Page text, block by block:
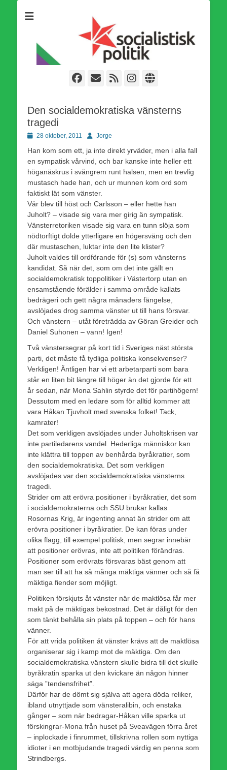
världsomfattande socialistiska Fjärde Internationalen och en viktig
tillgång i kampen för en socialistisk framtid!
Facebook
E-
Webbflöde
Instagram
Webbplats
Den socialdemokratiska vänsterns
tragedi
Publicerad
28 oktober, 2011 Författare
Jorge
Han kom som ett, ja inte direkt yrväder, men i alla fall
en sympatisk vårvind, och bar kanske inte heller ett
höganäskrus i svångrem runt halsen, men en trevlig
mustasch hade han, och ur munnen kom ord som
faktiskt lät som vänster.
Vår blev till höst och Carlsson – eller hette han
Juholt? – visade sig vara mer girig än sympatisk.
Vänsterretoriken visade sig vara en tunn slöja som
nödtorftigt dolde ytterligare en högersväng och den
där mustaschen, luktar inte den lite klister?
Juholt valdes till ordförande för (s) som vänsterns
kandidat. Så när det, som om det inte gällt en
socialdemokratisk toppolitiker i Västertorp utan en
ensamstående förälder i samma område kallats
bedrägeri och gett några månaders fängelse,
avslöjades drog samma vänster ut till hans försvar.
Och vänstern – utåt företrädda av Göran Greider och
Daniel Suhonen – vann! Igen!
Två vänstersegrar på kort tid i Sveriges näst största
parti, det måste få tydliga politiska konsekvenser?
Verkligen! Äntligen har vi ett arbetarparti som bara
står en liten bit längre till höger än det gjorde för ett
år sedan, när Mona Sahlin styrde det för partihögern!
Dessutom med en ledare som för alltid kommer att
vara Håkan Tjuvholt med svenska folket! Tack,
kamrater!
Det som verkligen avslöjades under Juholtskrisen var
inte partiledarens vandel. Hederliga människor kan
inte klättra till toppen av benhårda byråkratier, som
den socialdemokratiska. Det som verkligen
avslöjades var den socialdemokratiska vänsterns
tragedi.
Strider om att erövra positioner i byråkratier, det som
i socialdemokraterna och SSU brukar kallas
Rosornas Krig, är ingenting annat än strider om att
erövra positioner i byråkratier. De kan föras under
olika flagg, till exempel politisk, men segrar innebär
att positioner erövras, inte att politiken förändras.
Positioner som erövrats försvaras bäst genom att
man ser till att ha så många mäktiga vänner och så få
mäktiga fiender som möjligt.
Politiken förskjuts åt vänster när de maktlösa får mer
makt på de mäktigas bekostnad. Det är dåligt för den
som tänkt behålla sin plats på toppen – och för hans
vänner.
För att vrida politiken åt vänster krävs att de maktlösa
organiserar sig i kamp mot de mäktiga. Om den
socialdemokratiska vänstern skulle bidra till det skulle
byråkratin sparka ut den kvickare än någon hinner
säga ”tendensfrihet”.
Därför har de dömt sig själva att agera döda reliker,
ibland utnyttjade som vänsteralibin, och enstaka
gånger – som när bedragar-Håkan ville sparka ut
förskingrar-Mona från huset på Sveavägen förra året
– inplockade i finrummet, tillskrivna rollen som nyttiga
idioter i en motbjudande tragedi värdig en penna som
Strindbergs.